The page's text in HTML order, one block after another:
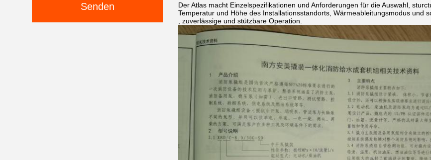
Senden
Der Atlas macht Einzelspezifikationen und Anforderungen für die Auswahl,
Temperatur und Höhe des Installationsstandorts, Wärmeableitungsmodus und
, zuverlässige und stützbare Operation.